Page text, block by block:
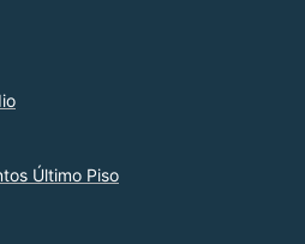
Último Piso